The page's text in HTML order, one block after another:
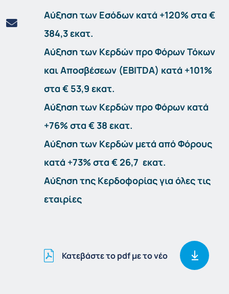
Αύξηση των Εσόδων κατά +120% στα €
384,3 εκατ.
Αύξηση των Κερδών προ Φόρων Τόκων
και Αποσβέσεων (EBITDA) κατά +101%
στα € 53,9 εκατ.
Αύξηση των Κερδών προ Φόρων κατά
+76% στα € 38 εκατ.
Αύξηση των Κερδών μετά από Φόρους
κατά +73% στα € 26,7 εκατ.
Αύξηση της Κερδοφορίας για όλες τις
εταιρίες
Κατεβάστε το pdf με το νέο